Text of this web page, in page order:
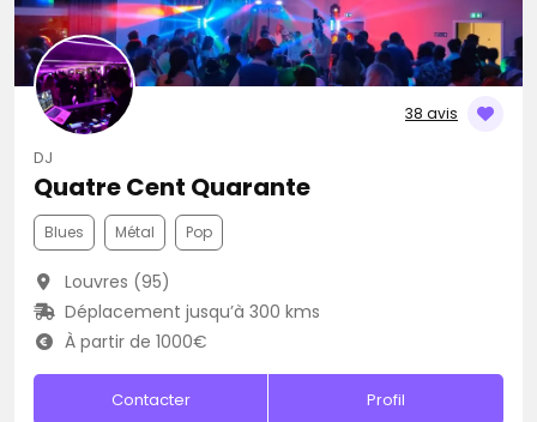
38 avis
DJ
Quatre Cent Quarante
Blues Métal Pop
Louvres (95)
Déplacement jusqu’à 300 kms
À partir de 1000€
Contacter Profil